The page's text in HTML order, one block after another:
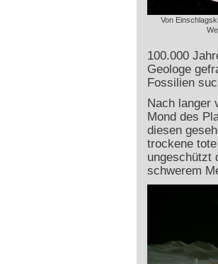
Von
100.000
Geologe
Fossilien
Nach langer
Mond des
diesen
trockene
ungeschützt
schwerem